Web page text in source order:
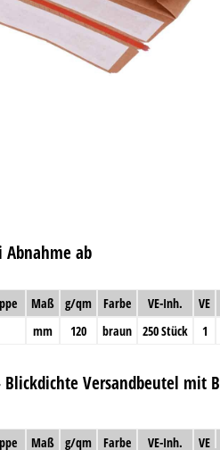
Abnahme ab
Maß g/qm Farbe VE-Inh. VE
mm 120 braun 250 Stück 1
Versandbeutel mit
Maß g/qm Farbe VE-Inh. VE